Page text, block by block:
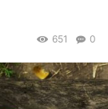
0
651